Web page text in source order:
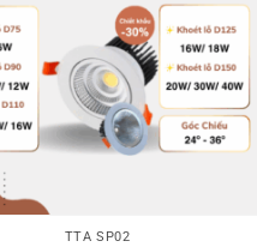
TTA SP02